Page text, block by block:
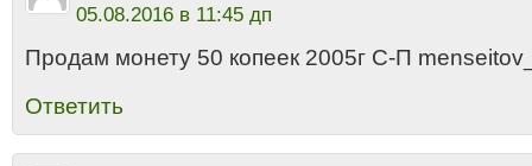
05.08.2016 в 11:45 дп
Продам монету 50 копеек 2005г С-П
Ответить